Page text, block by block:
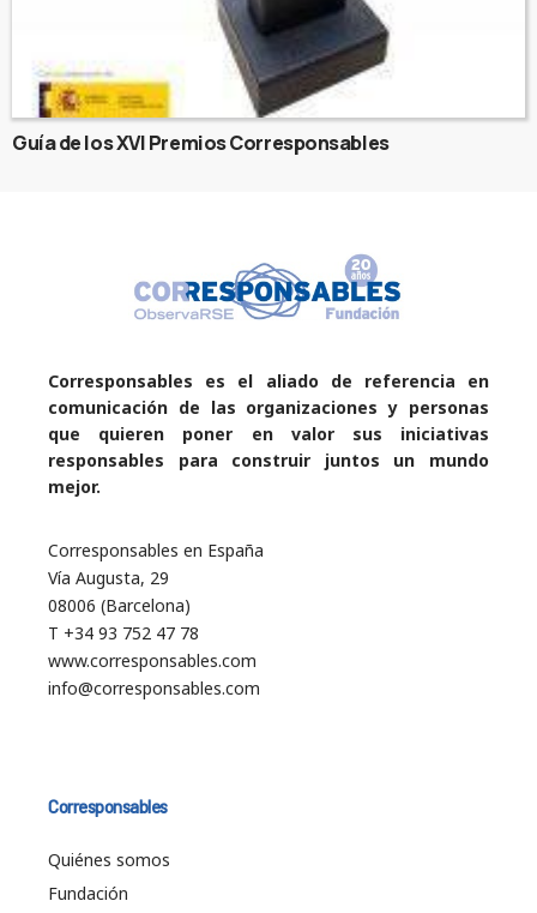
Guía de los XVI Premios Corresponsables
Corresponsables es el aliado de referencia en
comunicación de las organizaciones y personas
que quieren poner en valor sus iniciativas
responsables para construir juntos un mundo
mejor.
Corresponsables en España
Vía Augusta, 29
08006 (Barcelona)
T +34 93 752 47 78
www.corresponsables.com
info@corresponsables.com
Corresponsables
Quiénes somos
Fundación